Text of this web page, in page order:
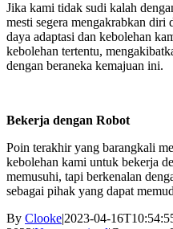
Jika kami tidak sudi kalah
mesti segera mengakrabkan
daya adaptasi dan kebolehan
kebolehan tertentu,
dengan beraneka kemajuan ini.
Bekerja dengan Robot
Poin terakhir yang barangkali
kebolehan kami untuk bekerja
memusuhi, tapi berkenalan
sebagai pihak yang dapat
By Clooke|2023-04-